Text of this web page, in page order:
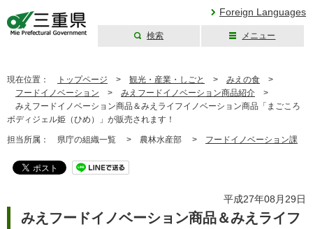
Foreign Languages
検索 メニュー
現在位置： トップページ > 観光・産業・しごと > みえの食 >
フードイノベーション > みえフードイノベーション商品紹介 >
みえフードイノベーション商品＆みえライフイノベーション商品「まごころ
ボディジェル姫（ひめ）」が販売されます！
担当所属： 県庁の組織一覧 > 農林水産部 > フードイノベーション課
平成27年08月29日
みえフードイノベーション商品＆みえライフ